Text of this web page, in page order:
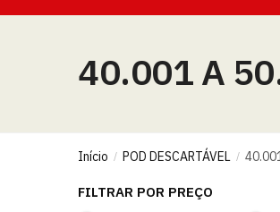
40.001 A
Início / POD DESCARTÁVEL /
FILTRAR POR PREÇO